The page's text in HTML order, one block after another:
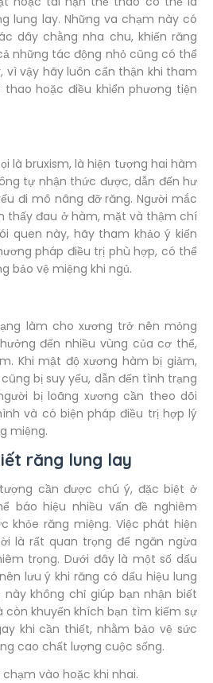
lung lay. Những va chạm này có
dây chằng nha chu, khiến răng
những tác động nhỏ cũng có thể
vì vậy hãy luôn cẩn thận khi tham
hoặc điều khiển phương tiện
là bruxism, là hiện tượng hai hàm
tự nhận thức được, dẫn đến hư
đi mô nâng đỡ răng. Người mắc
thấy đau ở hàm, mặt và thậm chí
quen này, hãy tham khảo ý kiến
pháp điều trị phù hợp, có thể
bảo vệ miệng khi ngủ.
làm cho xương trở nên mỏng
đến nhiều vùng của cơ thể,
Khi mật độ xương hàm bị giảm,
bị suy yếu, dẫn đến tình trạng
bị loãng xương cần theo dõi
và có biện pháp điều trị hợp lý
miệng.
răng lung lay
cần được chú ý, đặc biệt ở
báo hiệu nhiều vấn đề nghiêm
khỏe răng miệng. Việc phát hiện
là rất quan trọng để ngăn ngừa
trọng. Dưới đây là một số dấu
lưu ý khi răng có dấu hiệu lung
này không chỉ giúp bạn nhận biết
khuyến khích bạn tìm kiếm sự
khi cần thiết, nhằm bảo vệ sức
cao chất lượng cuộc sống.
vào hoặc khi nhai.